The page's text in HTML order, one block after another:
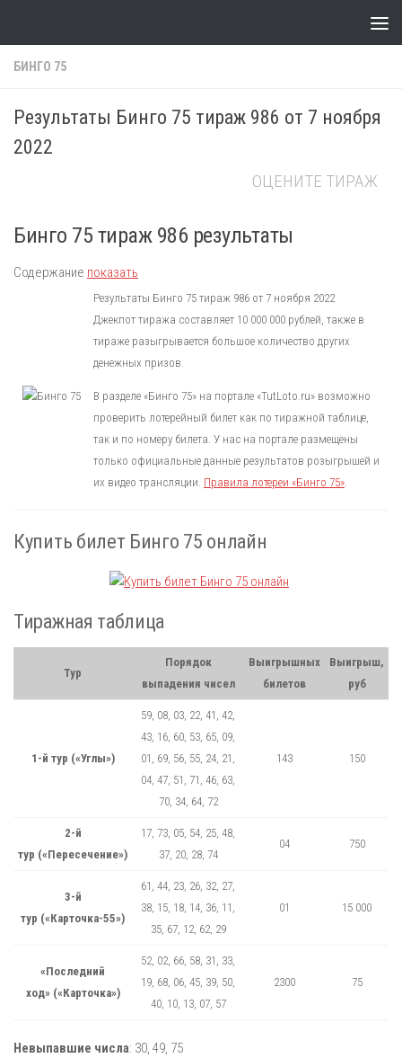
БИНГО 75
Результаты Бинго 75 тираж 986 от 7 ноября
2022
ОЦЕНИТЕ ТИРАЖ
Бинго 75 тираж 986 результаты
Содержание показать
Результаты Бинго 75 тираж 986 от 7 ноября 2022
Джекпот тиража составляет 10 000 000 рублей, также в
тираже разыгрывается большое количество других
денежных призов.
В разделе «Бинго 75» на портале «TutLoto.ru» возможно
проверить лотерейный билет как по тиражной таблице,
так и по номеру билета. У нас на портале размещены
только официальные данные результатов розыгрышей и
их видео трансляции. Правила лотереи «Бинго 75».
Купить билет Бинго 75 онлайн
Тиражная таблица
Тур
Порядок
выпадения чисел
Выигрышных
билетов
Выигрыш,
руб
1-й тур («Углы»)
59, 08, 03, 22, 41, 42,
43, 16, 60, 53, 65, 09,
01, 69, 56, 55, 24, 21,
04, 47, 51, 71, 46, 63,
70, 34, 64, 72
143 150
2-й
тур («Пересечение»)
17, 73, 05, 54, 25, 48,
37, 20, 28, 74
04 750
3-й
тур («Карточка-55»)
61, 44, 23, 26, 32, 27,
38, 15, 18, 14, 36, 11,
35, 67, 12, 62, 29
01 15 000
«Последний
ход» («Карточка»)
52, 02, 66, 58, 31, 33,
19, 68, 06, 45, 39, 50,
40, 10, 13, 07, 57
2300 75
Невыпавшие числа: 30, 49, 75